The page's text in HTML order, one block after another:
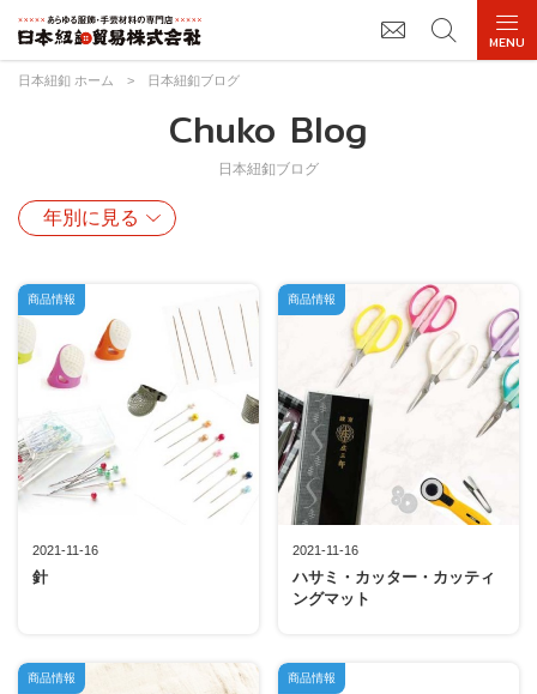
日本紐釦 ホーム > 日本紐釦ブログ
Chuko Blog
日本紐釦ブログ
2021-11-16
針
商品情報
2021-11-16
ハサミ・カッター・カッティ
ングマット
商品情報
商品情報 商品情報